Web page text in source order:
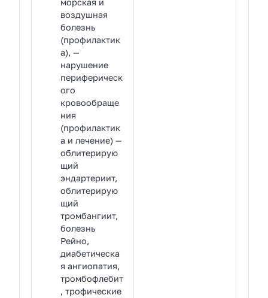
морская и
воздушная
болезнь
(профилактик
а), —
нарушение
периферическ
ого
кровообраще
ния
(профилактик
а и лечение) —
облитерирую
щий
эндартериит,
облитерирую
щий
тромбангиит,
болезнь
Рейно,
диабетическа
я ангиопатия,
тромбофлебит
, трофические